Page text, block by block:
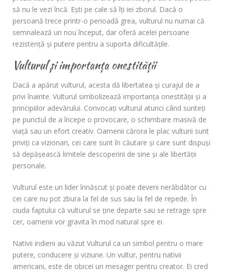
să nu le vezi încă. Ești pe cale să îți iei zborul. Dacă o
persoană trece printr-o perioadă grea, vulturul nu numai că
semnalează un nou început, dar oferă acelei persoane
rezistență și putere pentru a suporta dificultățile.
Vulturul și importanța onestității
Dacă a apărut vulturul, acesta dă libertatea și curajul de a
privi înainte. Vulturul simbolizează importanța onestității și a
principiilor adevărului. Convocați vulturul atunci când sunteți
pe punctul de a începe o provocare, o schimbare masivă de
viață sau un efort creativ. Oamenii cărora le plac vulturii sunt
priviți ca vizionari, cei care sunt în căutare și care sunt dispuși
să depășească limitele descoperirii de sine și ale libertății
personale.
Vulturul este un lider înnăscut și poate deveni nerăbdător cu
cei care nu pot zbura la fel de sus sau la fel de repede. În
ciuda faptului că vulturul se ține departe sau se retrage spre
cer, oamenii vor gravita în mod natural spre ei.
Nativii indieni au văzut Vulturul ca un simbol pentru o mare
putere, conducere și viziune. Un vultur, pentru nativii
americani, este de obicei un mesager pentru creator. Ei cred